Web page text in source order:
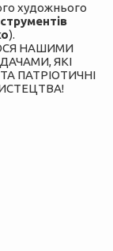
художнього
).
НАШИМИ
ЯКІ
ПАТРІОТИЧНІ